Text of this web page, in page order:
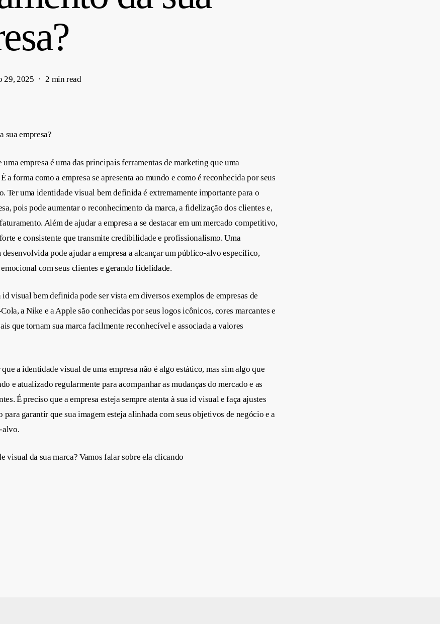
29, 2025 2 min read
sua empresa?
empresa é uma das principais ferramentas de marketing que uma
a forma como a empresa se apresenta ao mundo e como é reconhecida por seus
Ter uma identidade visual bem definida é extremamente importante para o
pois pode aumentar o reconhecimento da marca, a fidelização dos clientes e,
Além de ajudar a empresa a se destacar em um mercado competitivo,
e consistente que transmite credibilidade e profissionalismo. Uma
pode ajudar a empresa a alcançar um público-alvo específico,
com seus clientes e gerando fidelidade.
visual bem definida pode ser vista em diversos exemplos de empresas de
a Nike e a Apple são conhecidas por seus logos icônicos, cores marcantes e
que tornam sua marca facilmente reconhecível e associada a valores
a identidade visual de uma empresa não é algo estático, mas sim algo que
e atualizado regularmente para acompanhar as mudanças do mercado e as
É preciso que a empresa esteja sempre atenta à sua id visual e faça ajustes
para garantir que sua imagem esteja alinhada com seus objetivos de negócio e a
alvo.
visual da sua marca? Vamos falar sobre ela clicando